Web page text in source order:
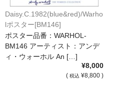
For overseas customers
会社案内
Daisy.C.1982(blue&red)/Warho
lポスター[BM146]
ポスター品番：WARHOL-
BM146 アーティスト：アンデ
ィ・ウォーホル An […]
¥8,000
( 税込 ¥8,800 )